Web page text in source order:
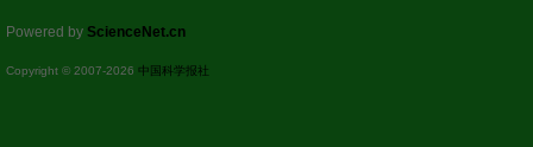
Powered by ScienceNet.cn
Copyright © 2007-2026 中国科学报社